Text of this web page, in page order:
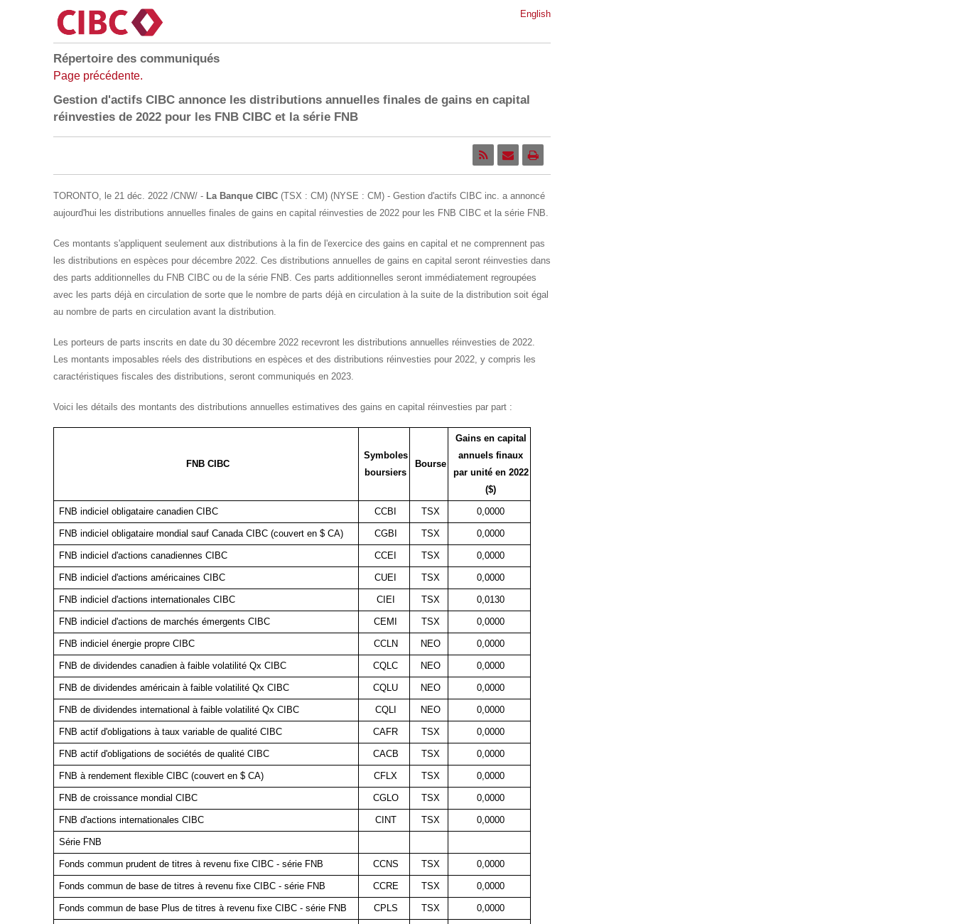
English
Répertoire des communiqués
Page précédente.
Gestion d'actifs CIBC annonce les distributions annuelles finales de gains en capital
réinvesties de 2022 pour les FNB CIBC et la série FNB
TORONTO, le 21 déc. 2022 /CNW/ - La Banque CIBC(TSX : CM) (NYSE : CM) - Gestion d'actifs CIBC inc. a annoncé
aujourd'hui les distributions annuelles finales de gains en capital réinvesties de 2022 pour les FNB CIBC et la série FNB.
Ces montants s'appliquent seulement aux distributions à la fin de l'exercice des gains en capital et ne comprennent pas
les distributions en espèces pour décembre 2022. Ces distributions annuelles de gains en capital seront réinvesties dans
des parts additionnelles du FNB CIBC ou de la série FNB. Ces parts additionnelles seront immédiatement regroupées
avec les parts déjà en circulation de sorte que le nombre de parts déjà en circulation à la suite de la distribution soit égal
au nombre de parts en circulation avant la distribution.
Les porteurs de parts inscrits en date du 30 décembre 2022 recevront les distributions annuelles réinvesties de 2022.
Les montants imposables réels des distributions en espèces et des distributions réinvesties pour 2022, y compris les
caractéristiques fiscales des distributions, seront communiqués en 2023.
Voici les détails des montants des distributions annuelles estimatives des gains en capital réinvesties par part :
FNB CIBC
Symboles
boursiers
Bourse
Gains en capital
annuels finaux
par unité en 2022
($)
FNB indiciel obligataire canadien CIBC CCBI TSX 0,0000
FNB indiciel obligataire mondial sauf Canada CIBC (couvert en $ CA) CGBI TSX 0,0000
FNB indiciel d'actions canadiennes CIBC CCEI TSX 0,0000
FNB indiciel d'actions américaines CIBC CUEI TSX 0,0000
FNB indiciel d'actions internationales CIBC CIEI TSX 0,0130
FNB indiciel d'actions de marchés émergents CIBC CEMI TSX 0,0000
FNB indiciel énergie propre CIBC CCLN NEO 0,0000
FNB de dividendes canadien à faible volatilité Qx CIBC CQLC NEO 0,0000
FNB de dividendes américain à faible volatilité Qx CIBC CQLU NEO 0,0000
FNB de dividendes international à faible volatilité Qx CIBC CQLI NEO 0,0000
FNB actif d'obligations à taux variable de qualité CIBC CAFR TSX 0,0000
FNB actif d'obligations de sociétés de qualité CIBC CACB TSX 0,0000
FNB à rendement flexible CIBC (couvert en $ CA) CFLX TSX 0,0000
FNB de croissance mondial CIBC CGLO TSX 0,0000
FNB d'actions internationales CIBC CINT TSX 0,0000
Série FNB
Fonds commun prudent de titres à revenu fixe CIBC - série FNB CCNS TSX 0,0000
Fonds commun de base de titres à revenu fixe CIBC - série FNB CCRE TSX 0,0000
Fonds commun de base Plus de titres à revenu fixe CIBC - série FNB CPLS TSX 0,0000